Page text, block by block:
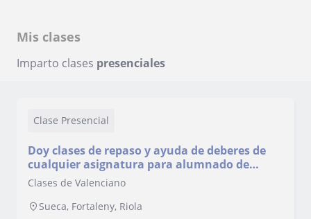
Mis clases
Imparto clases presenciales
Clase Presencial
Doy clases de repaso y ayuda de deberes de
cualquier asignatura para alumnado de
Educación Infantil y Primaria
Clases de Valenciano
Sueca, Fortaleny, Riola